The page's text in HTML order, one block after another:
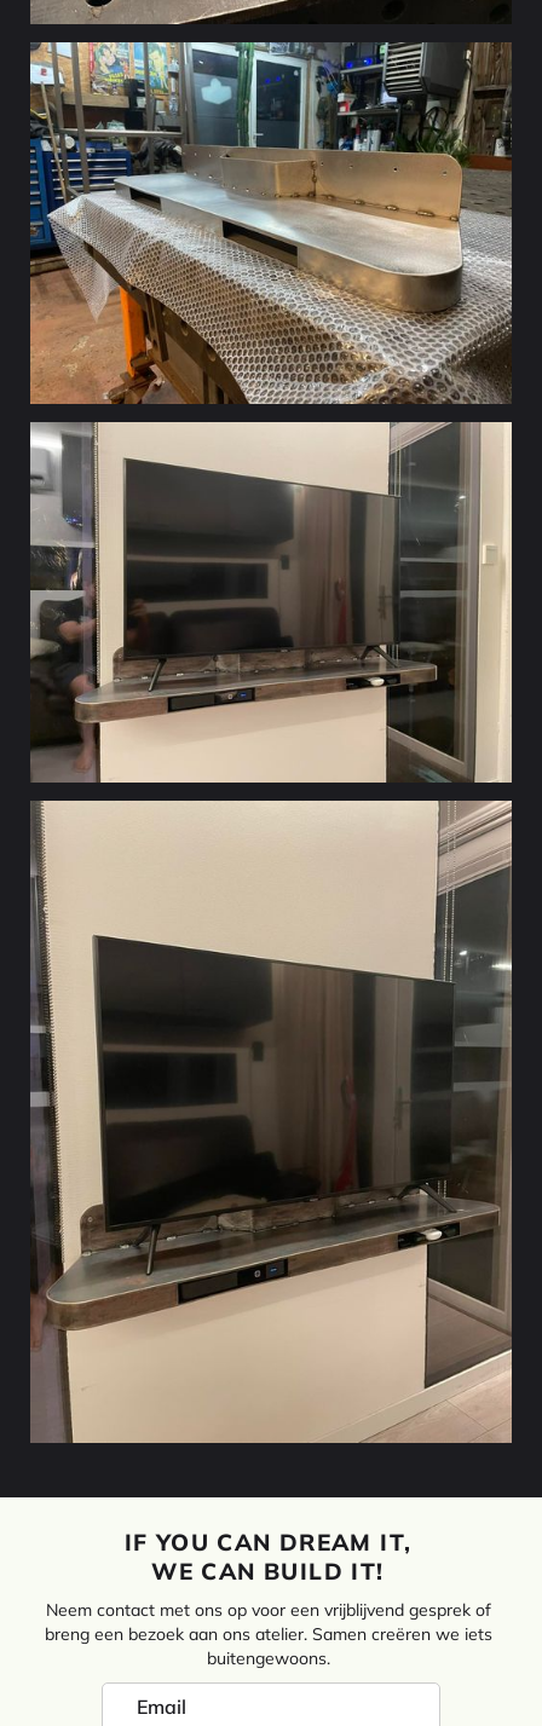
IF YOU CAN DREAM IT,
WE CAN BUILD IT!
Neem contact met ons op voor een vrijblijvend gesprek of
breng een bezoek aan ons atelier. Samen creëren we iets
buitengewoons.